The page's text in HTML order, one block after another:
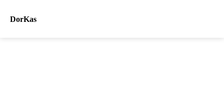
DorKas